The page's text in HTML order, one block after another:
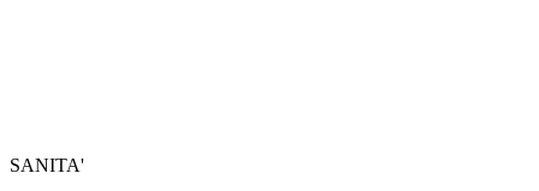
SANITA'